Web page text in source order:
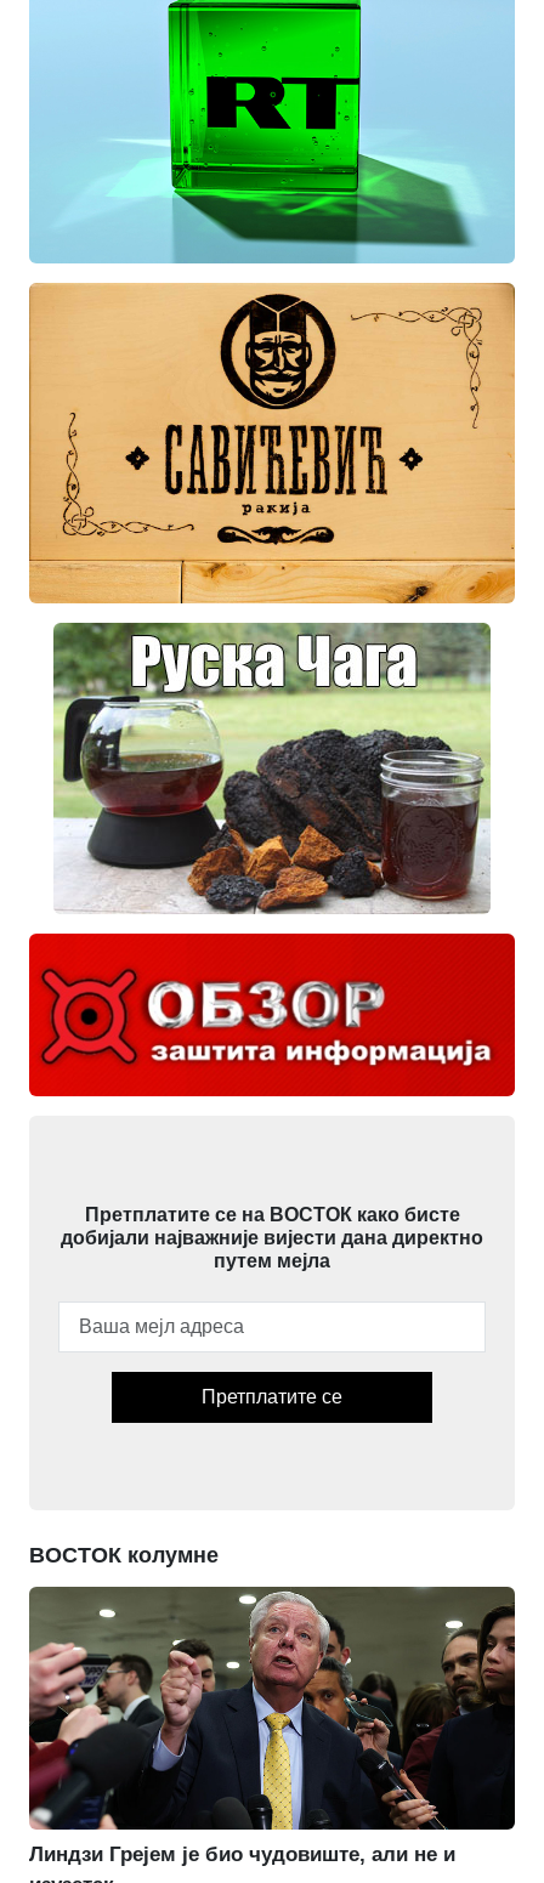
Претплатите се на ВОСТОК како бисте
добијали најважније вијести дана директно
путем мејла
Претплатите се
ВОСТОК колумне
Линдзи Грејем је био чудовиште, али не и